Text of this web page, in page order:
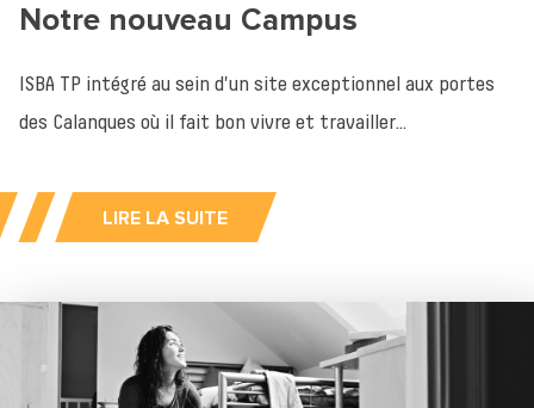
Notre nouveau Campus
ISBA TP intégré au sein d'un site exceptionnel aux portes
des Calanques où il fait bon vivre et travailler...
LIRE LA SUITE